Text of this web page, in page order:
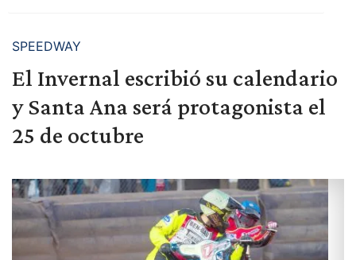
SPEEDWAY
El Invernal escribió su calendario
y Santa Ana será protagonista el
25 de octubre